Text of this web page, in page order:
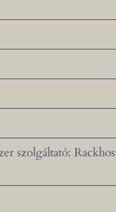
szolgáltató: